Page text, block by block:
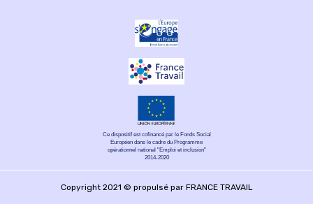
Ce dispositif est cofinancé par le Fonds Social
Européen dans le cadre du Programme
opérationnel national "Emploi et inclusion"
2014-2020
Copyright 2021 © propulsé par FRANCE TRAVAIL